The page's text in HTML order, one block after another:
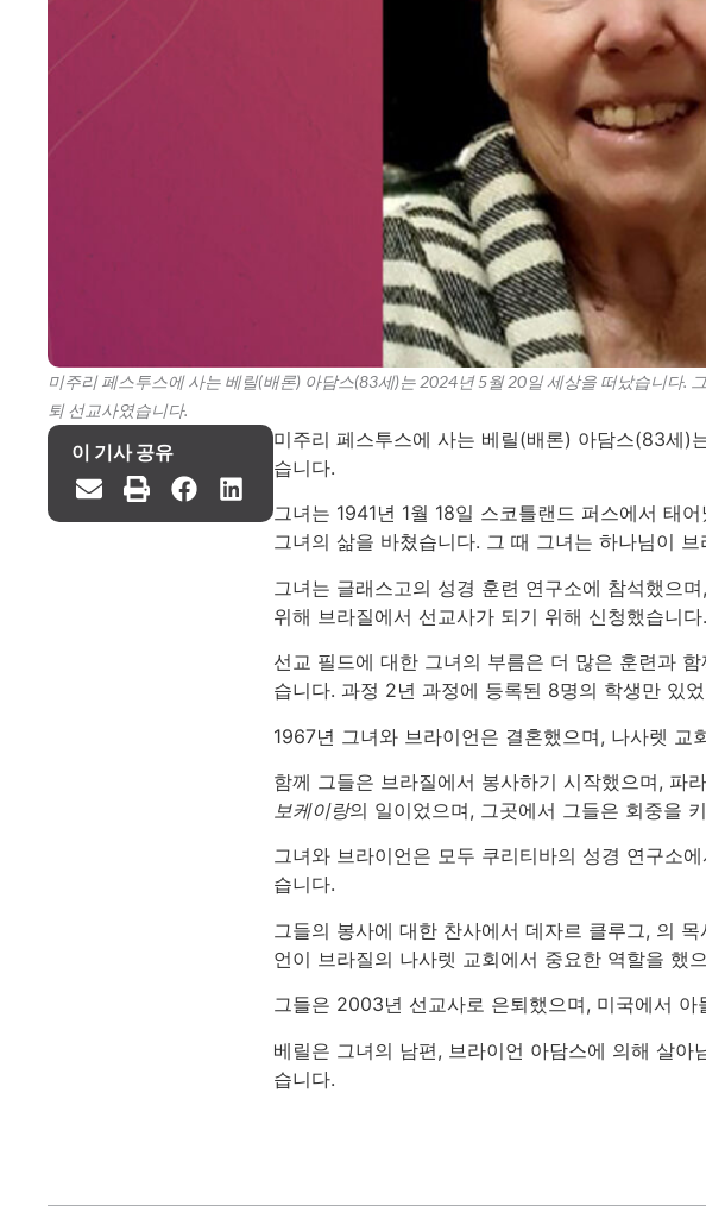
미주리 페스투스에 사는 베릴(배론) 아담스(83세)는 2024년 5월 20일 세상을 떠났습니다.
퇴 선교사였습니다.
이 기사 공유
미주리 페스투스에 사는 베릴(배론) 아담스(83세)
습니다.
그녀는 1941년 1월 18일 스코틀랜드 퍼스에서 태
그녀의 삶을 바쳤습니다. 그 때 그녀는 하나님이
그녀는 글래스고의 성경 훈련 연구소에 참석했으
위해 브라질에서 선교사가 되기 위해 신청했습니다.
선교 필드에 대한 그녀의 부름은 더 많은 훈련과
습니다. 과정 2년 과정에 등록된 8명의 학생만 있
1967년 그녀와 브라이언은 결혼했으며, 나사렛
함께 그들은 브라질에서 봉사하기 시작했으며, 파
보케이랑의 일이었으며, 그곳에서 그들은 회중을
그녀와 브라이언은 모두 쿠리티바의 성경 연구소
습니다.
그들의 봉사에 대한 찬사에서 데자르 클루그, 의 목
언이 브라질의 나사렛 교회에서 중요한 역할을 했
그들은 2003년 선교사로 은퇴했으며, 미국에서
베릴은 그녀의 남편, 브라이언 아담스에 의해 살
습니다.